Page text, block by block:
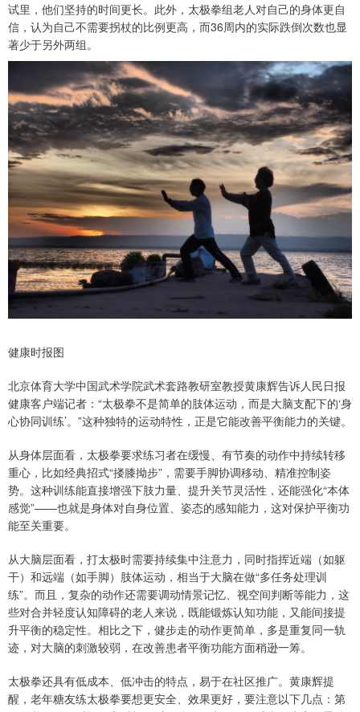
试里，他们坚持的时间更长。此外，太极拳组老人对自己的身体更自
信，认为自己不需要拐杖的比例更高，而36周内的实际跌倒次数也显
著少于另外两组。
健康时报图
北京体育大学中国武术学院武术套路教研室教授黄康辉告诉人民日报
健康客户端记者：“太极拳不是简单的肢体运动，而是大脑支配下的‘身
心协同训练’。”这种独特的运动特性，正是它能改善平衡能力的关键。
从身体层面看，太极拳要求练习者在缓慢、有节奏的动作中持续转移
重心，比如经典招式“搂膝拗步”，需要手脚协调移动、精准控制姿
势。这种训练能直接增强下肢力量、提升关节灵活性，还能强化“本体
感觉”——也就是身体对自身位置、姿态的感知能力，这对保护平衡功
能至关重要。
从大脑层面看，打太极时需要持续集中注意力，同时指挥近端（如躯
干）和远端（如手脚）肢体运动，相当于大脑在做“多任务处理训
练”。而且，复杂的动作还需要调动情景记忆、视空间判断等能力，这
些对合并轻度认知障碍的老人来说，既能锻炼认知功能，又能间接提
升平衡的稳定性。相比之下，健步走的动作更简单，多是重复同一轨
迹，对大脑的刺激较弱，在改善患者平衡功能方面稍逊一筹。
太极拳还具有低成本、低冲击的特点，易于在社区推广。黄康辉提
醒，老年糖友练太极拳要想更安全、效果更好，要注意以下几点：第